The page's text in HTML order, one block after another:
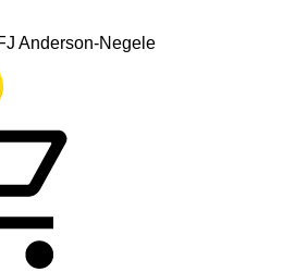
Anderson-Negele